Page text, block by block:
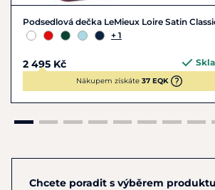
Podsedlová dečka LeMieux Loire Satin
+ 1
2 495 Kč
Nákupem získáte 37 EQK
Chcete poradit s výběrem